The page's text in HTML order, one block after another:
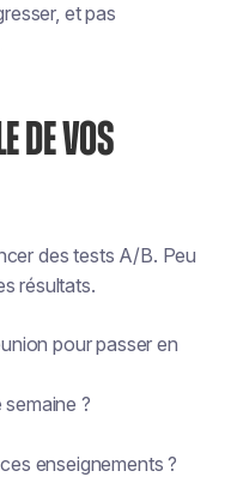
et pas
DE VOS
des tests A/B. Peu
résultats.
pour passer en
?
enseignements ?